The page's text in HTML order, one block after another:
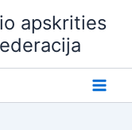
apskrities